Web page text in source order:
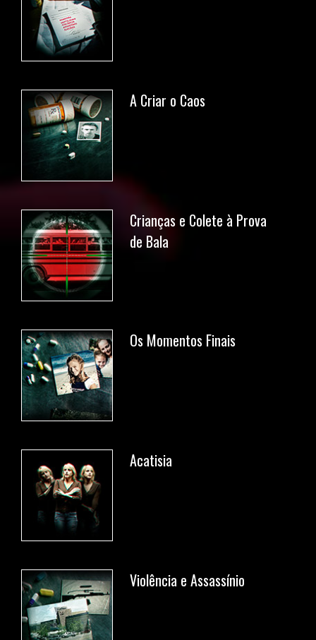
A Criar o Caos
Crianças e Colete à Prova
de Bala
Os Momentos Finais
Acatisia
Violência e Assassínio